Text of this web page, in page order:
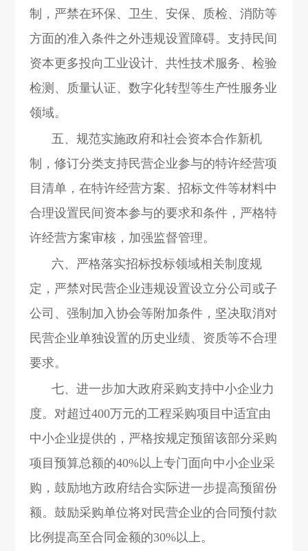
制，严禁在环保、卫生、安保、质检、消防等
方面的准入条件之外违规设置障碍。支持民间
资本更多投向工业设计、共性技术服务、检验
检测、质量认证、数字化转型等生产性服务业
领域。
五、规范实施政府和社会资本合作新机
制，修订分类支持民营企业参与的特许经营项
目清单，在特许经营方案、招标文件等材料中
合理设置民间资本参与的要求和条件，严格特
许经营方案审核，加强监督管理。
六、严格落实招标投标领域相关制度规
定，严禁对民营企业违规设置设立分公司或子
公司、强制加入协会等附加条件，坚决取消对
民营企业单独设置的历史业绩、资质等不合理
要求。
七、进一步加大政府采购支持中小企业力
度。对超过400万元的工程采购项目中适宜由
中小企业提供的，严格按规定预留该部分采购
项目预算总额的40%以上专门面向中小企业采
购，鼓励地方政府结合实际进一步提高预留份
额。鼓励采购单位将对民营企业的合同预付款
比例提高至合同金额的30%以上。